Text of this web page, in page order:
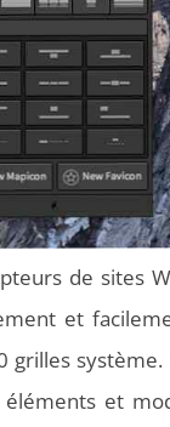
de sites
et
grilles
et